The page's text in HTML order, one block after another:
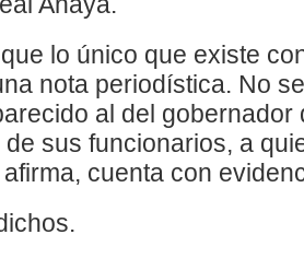
lo único que existe
nota periodística. No
al del
sus funcionarios, a
cuenta con